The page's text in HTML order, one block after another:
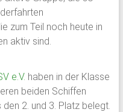
zum Teil noch heute in
aktiv sind.
e.V. haben in der Klasse
beiden Schiffen
den 2. und 3. Platz belegt.